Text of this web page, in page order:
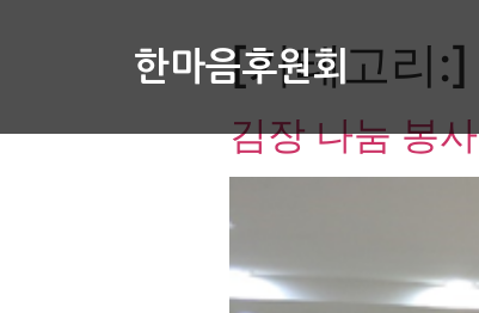
한마음후원회
[카테고리:]
김장 나눔 봉사